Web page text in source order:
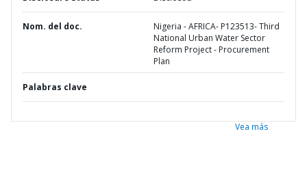
Nom. del doc.
Nigeria - AFRICA- P123513- Third
National Urban Water Sector
Reform Project - Procurement
Plan
Palabras clave
Vea más